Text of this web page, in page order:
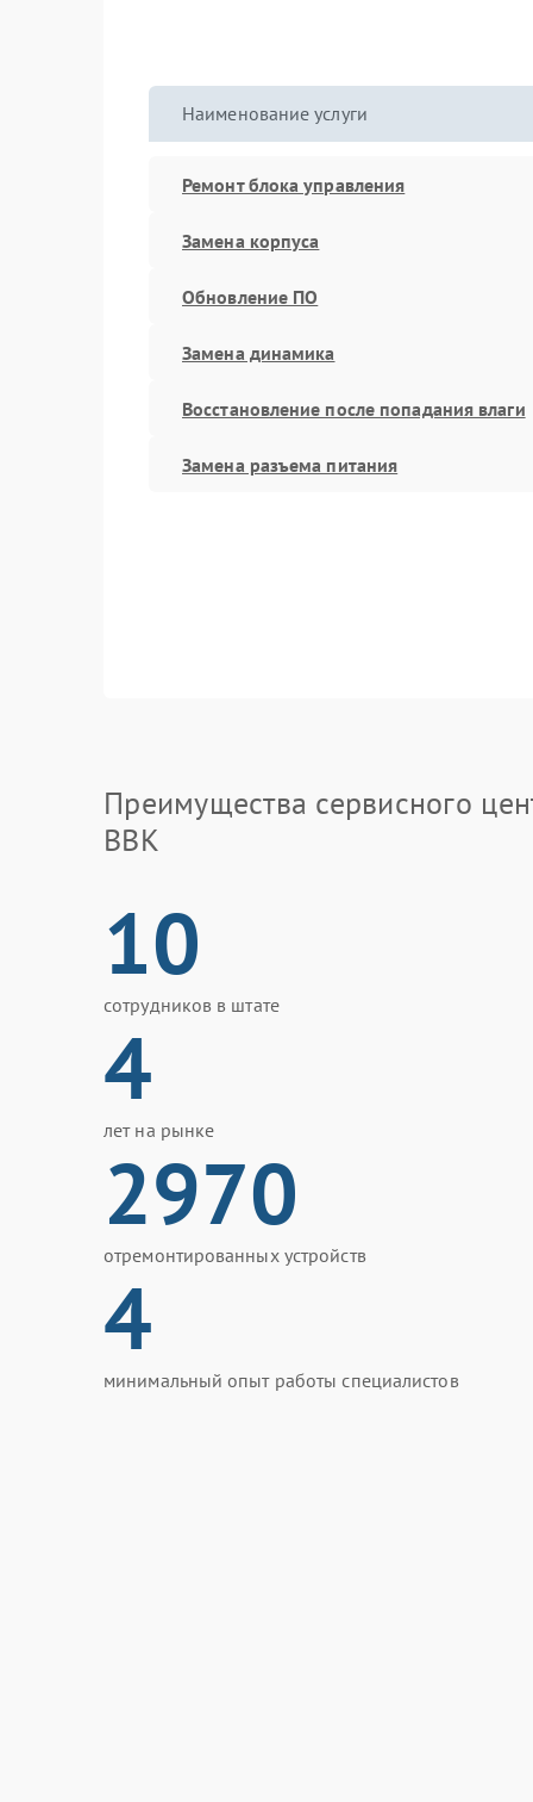
Наименование услуги
Ремонт блока управления
Замена корпуса
Обновление ПО
Замена динамика
Восстановление после попадания влаги
Замена разъема питания
Преимущества сервисного
BBK
10
сотрудников в штате
4
лет на рынке
2970
отремонтированных устройств
4
минимальный опыт работы специалистов